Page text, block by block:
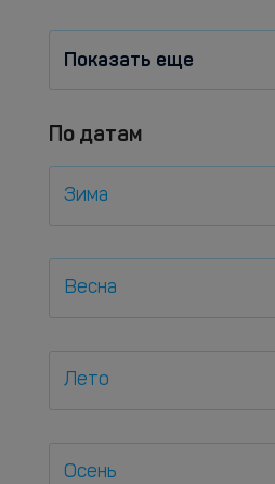
Показать еще
По датам
Зима
Весна
Лето
Осень